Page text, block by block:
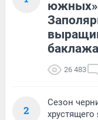
26 483
2
Сезон